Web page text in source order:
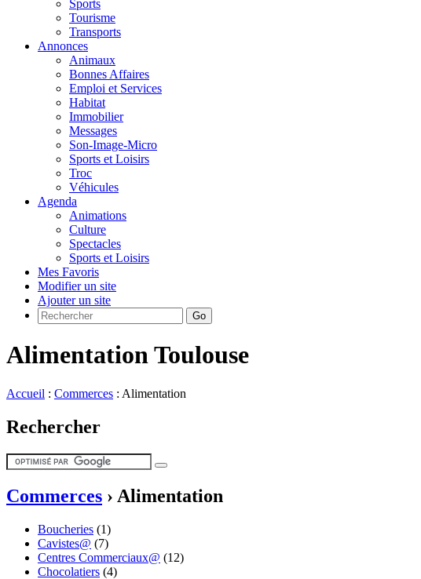
Sports
Tourisme
Transports
Annonces
Animaux
Bonnes Affaires
Emploi et Services
Habitat
Immobilier
Messages
Son-Image-Micro
Sports et Loisirs
Troc
Véhicules
Agenda
Animations
Culture
Spectacles
Sports et Loisirs
Mes Favoris
Modifier un site
Ajouter un site
Go
Alimentation Toulouse
Accueil : Commerces : Alimentation
Rechercher
Commerces › Alimentation
Boucheries (1)
Cavistes@ (7)
Centres Commerciaux@ (12)
Chocolatiers (4)